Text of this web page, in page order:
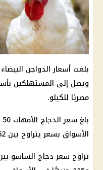
مصريًا للكيلو.
الأسواق بسعر يتراوح بين 62 و65 جنيهًا مصريًا للكيلو.